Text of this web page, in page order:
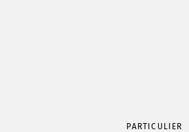
PARTICULIER